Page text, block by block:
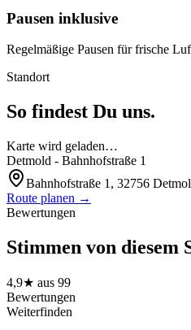
Pausen inklusive
Regelmäßige Pausen für frische
Standort
So findest Du uns.
Karte wird geladen…
Detmold - Bahnhofstraße 1
Bahnhofstraße 1, 32756
Route planen →
Bewertungen
Stimmen von diesem
4,9★ aus 99
Bewertungen
Weiterfinden